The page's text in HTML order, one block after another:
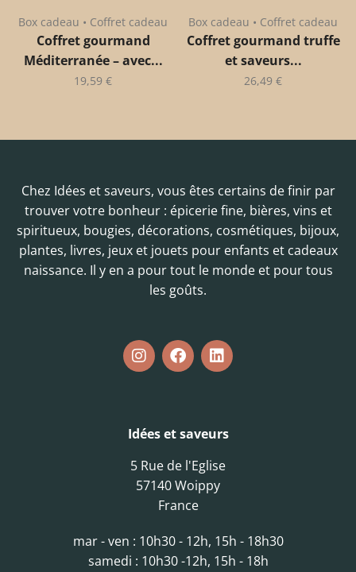
Box cadeau • Coffret cadeau
Coffret gourmand
Méditerranée – avec...
19,59 €
Box cadeau • Coffret cadeau
Coffret gourmand truffe
et saveurs...
26,49 €
Chez Idées et saveurs, vous êtes certains de finir par
trouver votre bonheur : épicerie fine, bières, vins et
spiritueux, bougies, décorations, cosmétiques, bijoux,
plantes, livres, jeux et jouets pour enfants et cadeaux
naissance. Il y en a pour tout le monde et pour tous
les goûts.
Idées et saveurs
5 Rue de l'Eglise
57140 Woippy
France
mar - ven : 10h30 - 12h, 15h - 18h30
samedi : 10h30 -12h, 15h - 18h